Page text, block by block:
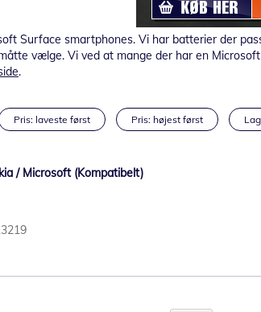
Surface smartphones. Vi har batterier der
vælge. Vi ved at mange der har en
.
Pris: laveste først Pris: højest først
/ Microsoft (Kompatibelt)